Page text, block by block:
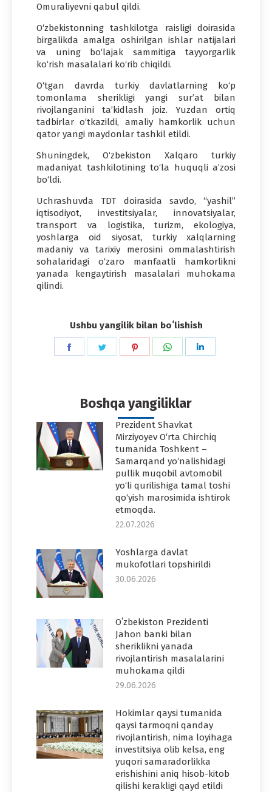
Omuraliyevni qabul qildi.
O‘zbekistonning tashkilotga raisligi doirasida
birgalikda amalga oshirilgan ishlar natijalari
va uning bo‘lajak sammitiga tayyorgarlik
ko‘rish masalalari ko‘rib chiqildi.
O‘tgan davrda turkiy davlatlarning ko‘p
tomonlama sherikligi yangi sur’at bilan
rivojlanganini ta’kidlash joiz. Yuzdan ortiq
tadbirlar o‘tkazildi, amaliy hamkorlik uchun
qator yangi maydonlar tashkil etildi.
Shuningdek, O‘zbekiston Xalqaro turkiy
madaniyat tashkilotining to‘la huquqli a’zosi
bo‘ldi.
Uchrashuvda TDT doirasida savdo, “yashil”
iqtisodiyot, investitsiyalar, innovatsiyalar,
transport va logistika, turizm, ekologiya,
yoshlarga oid siyosat, turkiy xalqlarning
madaniy va tarixiy merosini ommalashtirish
sohalaridagi o‘zaro manfaatli hamkorlikni
yanada kengaytirish masalalari muhokama
qilindi.
Ushbu yangilik bilan boʻlishish
Share
Share
Share
Share
Boshqa yangiliklar
Prezident Shavkat
Mirziyoyev O‘rta Chirchiq
tumanida Toshkent –
Samarqand yo‘nalishidagi
pullik muqobil avtomobil
yo‘li qurilishiga tamal toshi
qo‘yish marosimida ishtirok
etmoqda.
22.07.2026
Yoshlarga davlat
mukofotlari topshirildi
30.06.2026
Oʻzbekiston Prezidenti
Jahon banki bilan
sheriklikni yanada
rivojlantirish masalalarini
muhokama qildi
29.06.2026
Hokimlar qaysi tumanida
qaysi tarmoqni qanday
rivojlantirish, nima loyihaga
investitsiya olib kelsa, eng
yuqori samaradorlikka
erishishini aniq hisob-kitob
qilishi kerakligi qayd etildi